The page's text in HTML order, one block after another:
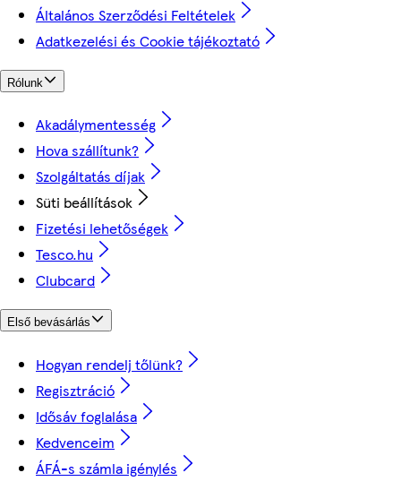
Általános Szerződési Feltételek
Adatkezelési és Cookie tájékoztató
Rólunk
Akadálymentesség
Hova szállítunk?
Szolgáltatás díjak
Süti beállítások
Fizetési lehetőségek
Tesco.hu
Clubcard
Első bevásárlás
Hogyan rendelj tőlünk?
Regisztráció
Idősáv foglalása
Kedvenceim
ÁFÁ-s számla igénylés